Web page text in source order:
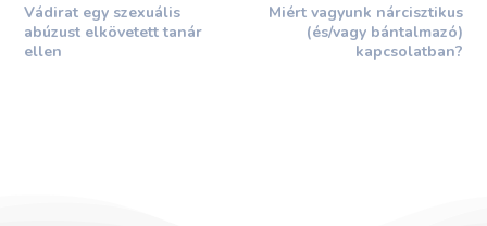
Vádirat egy szexuális
abúzust elkövetett tanár
ellen
Miért vagyunk nárcisztikus
(és/vagy bántalmazó)
kapcsolatban?